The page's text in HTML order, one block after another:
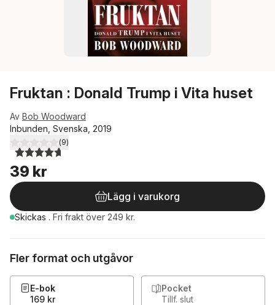
Fruktan : Donald Trump i Vita huset
Av Bob Woodward
Inbunden, Svenska, 2019
4,7utav 5 stjärnor. Totalt antal röster:
(9)
39 kr
Lägg i varukorg
Skickas . Fri frakt över 249 kr.
Fler format och utgåvor
E-bok
169 kr
Pocket
Tillf. slut